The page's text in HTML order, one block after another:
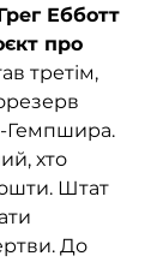
Ебботт
про
третім,
Гемпшира.
хто
Штат
До